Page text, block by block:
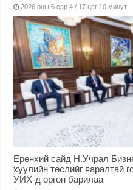
2026 оны 6 сар 4 / 17 цаг 10 минут
Ерөнхий сайд Н.Учрал
хуулийн төслийг яаралтай
УИХ-д өргөн барилаа